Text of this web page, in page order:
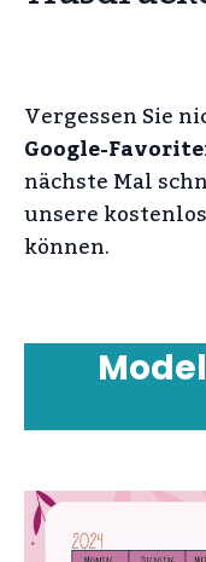
Vergessen Sie
Google-
nächste Mal
unsere
können.